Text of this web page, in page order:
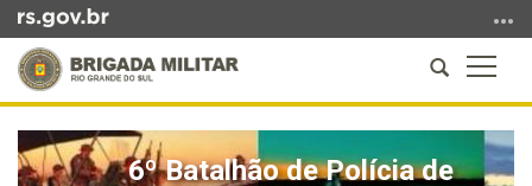
para
conteúdo
para
a
Abrir
a
busca
do
conteúdo
6º Batalhão de Polícia de